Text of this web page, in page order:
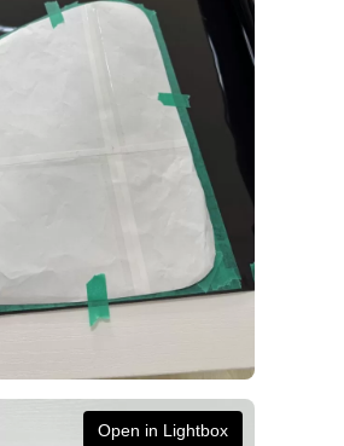
Open in Lightbox